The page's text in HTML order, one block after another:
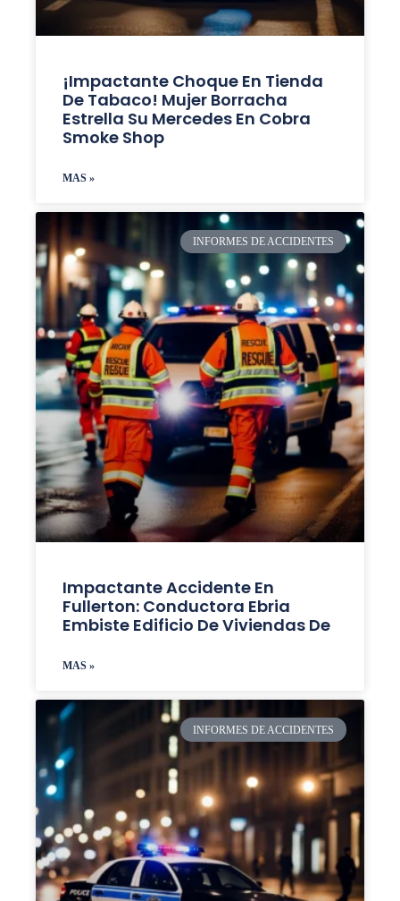
¡Impactante Choque En Tienda
De Tabaco! Mujer Borracha
Estrella Su Mercedes En Cobra
Smoke Shop
MAS »
INFORMES DE ACCIDENTES
Impactante Accidente En
Fullerton: Conductora Ebria
Embiste Edificio De Viviendas De
MAS »
INFORMES DE ACCIDENTES